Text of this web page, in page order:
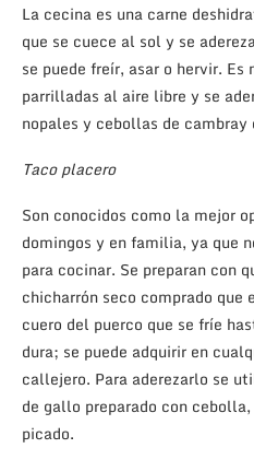
La cecina es una carne
que se cuece al sol y se
se puede freír, asar o hervir.
parrilladas al aire libre y se
nopales y cebollas de
Taco placero
Son conocidos como la mejor
domingos y en familia, ya que
para cocinar. Se preparan con
chicharrón seco comprado
cuero del puerco que se fríe
dura; se puede adquirir en
callejero. Para aderezarlo se
de gallo preparado con
picado.